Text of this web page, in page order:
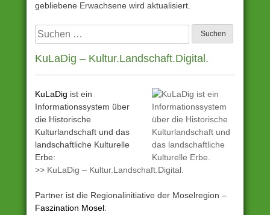
gebliebene Erwachsene wird aktualisiert.
Suchen
nach:
KuLaDig – Kultur.Landschaft.Digital.
KuLaDig ist ein
Informationssystem über
die Historische
Kulturlandschaft und das
landschaftliche Kulturelle
Erbe:
>> KuLaDig – Kultur.Landschaft.Digital.
Partner ist die Regionalinitiative der Moselregion –
Faszination Mosel: